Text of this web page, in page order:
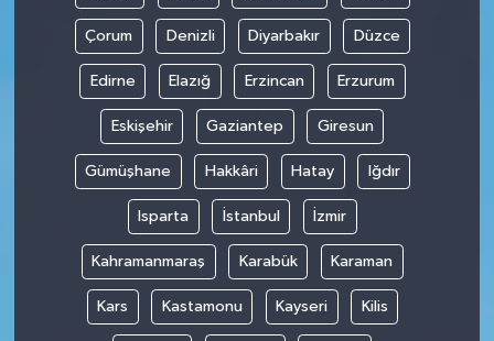
Çorum Denizli Diyarbakır Düzce
Edirne Elazığ Erzincan Erzurum
Eskişehir Gaziantep Giresun
Gümüşhane Hakkâri Hatay Iğdır
Isparta İstanbul İzmir
Kahramanmaraş Karabük Karaman
Kars Kastamonu Kayseri Kilis